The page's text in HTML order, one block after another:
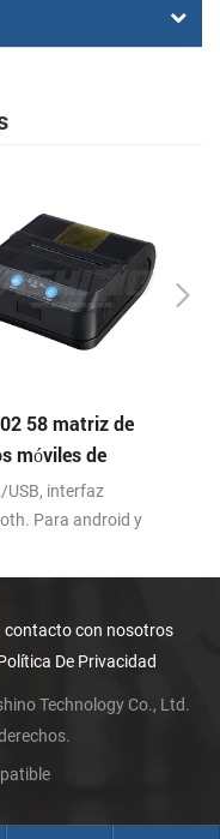
58 matriz de
móviles de
de la impresora
USB, interfaz
Para android y
li-ion de la batería.
contacto con nosotros
De Privacidad
Technology Co., Ltd.